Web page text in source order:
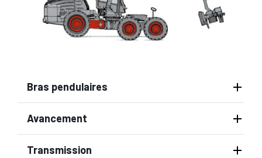
Bras pendulaires
Avancement
Transmission